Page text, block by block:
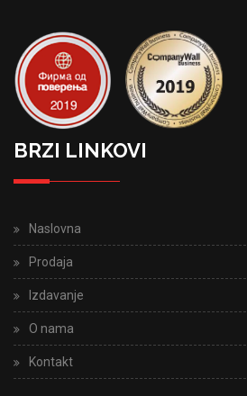
BRZI LINKOVI
Naslovna
Prodaja
Izdavanje
O nama
Kontakt